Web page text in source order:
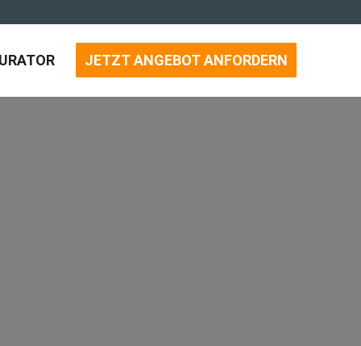
JETZT ANGEBOT ANFORDERN